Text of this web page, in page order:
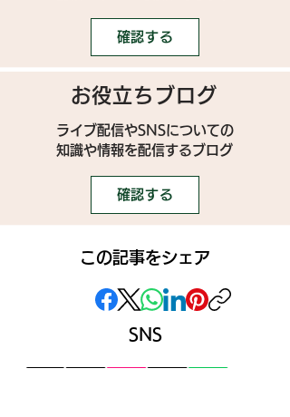
確認する
お役立ちブログ
ライブ配信やSNSについての
​知識や情報を配信するブログ
確認する
この記事をシェア
SNS